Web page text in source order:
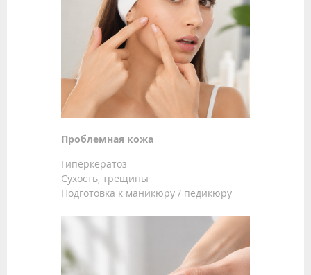
Проблемная кожа
Гиперкератоз
Сухость, трещины
Подготовка к маникюру / педикюру